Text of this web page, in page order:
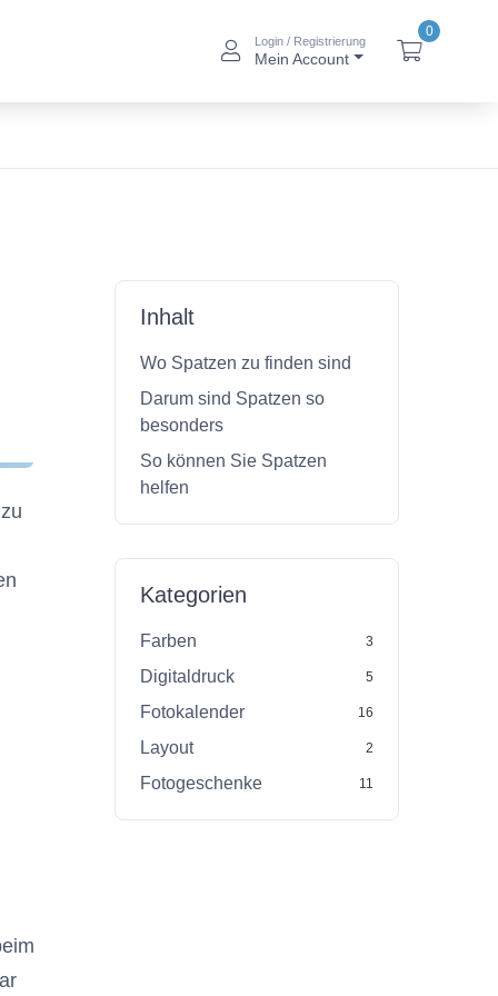
btn_account_alt
Login / Registrierung
Mein Account
0
Inhalt
Wo Spatzen zu finden sind
Darum sind Spatzen so
besonders
So können Sie Spatzen
helfen
Kategorien
Farben 3
Digitaldruck 5
Fotokalender 16
Layout 2
Fotogeschenke 11